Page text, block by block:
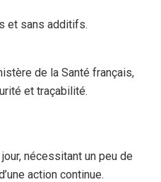
et sans additifs.
de la Santé français,
et traçabilité.
nécessitant un peu de
action continue.